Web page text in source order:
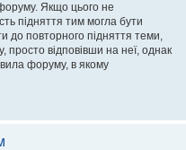
Якщо цього не
підняття тим могла бути
до повторного підняття теми,
відповівши на неї, однак
форуму, в якому